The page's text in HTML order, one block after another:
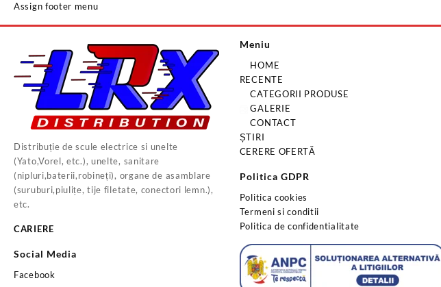
Assign footer menu
Distribuție de scule electrice si unelte
(Yato,Vorel, etc.), unelte, sanitare
(nipluri,baterii,robineți), organe de asamblare
(suruburi,piulițe, tije filetate, conectori lemn.),
etc.
CARIERE
Social Media
Facebook
Meniu
HOME
RECENTE
CATEGORII PRODUSE
GALERIE
CONTACT
ȘTIRI
CERERE OFERTĂ
Politica GDPR
Politica cookies
Termeni si conditii
Politica de confidentialitate